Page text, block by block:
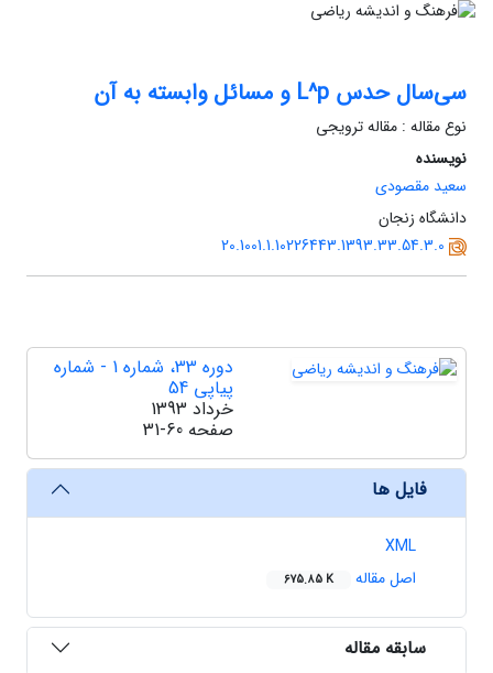
سی‌سال حدس L^p و مسائل وابسته به آن
نوع مقاله : مقاله ترویجی
نویسنده
سعید مقصودی
دانشگاه زنجان
20.1001.1.10226443.1393.33.54.3.0
دوره 33، شماره 1 - شماره
پیاپی 54
خرداد 1393
صفحه 31-60
فایل ها
XML
اصل مقاله
675.85 K
سابقه مقاله